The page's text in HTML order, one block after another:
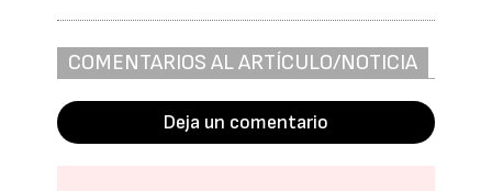
COMENTARIOS AL ARTÍCULO/NOTICIA
Deja un comentario